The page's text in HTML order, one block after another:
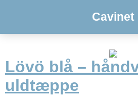
Cavinet
Lövö blå –
uldtæppe